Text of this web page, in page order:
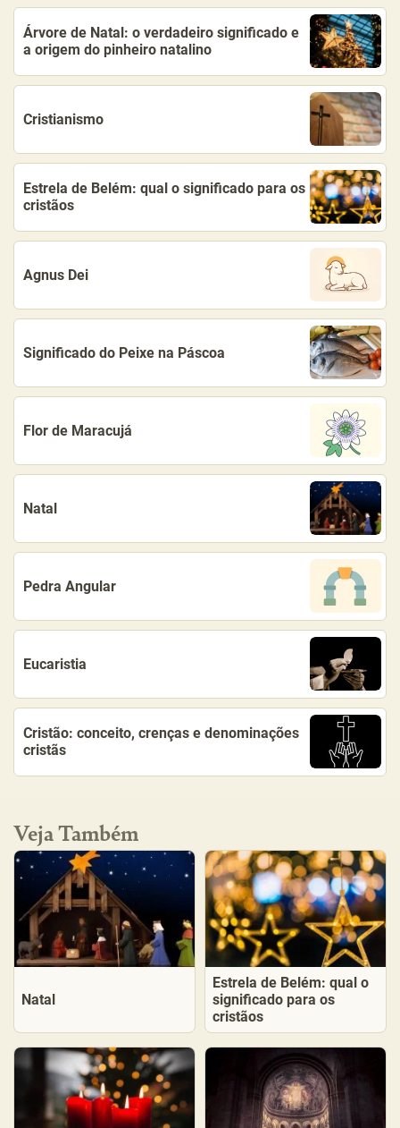
Árvore de Natal: o verdadeiro significado e
a origem do pinheiro natalino
Cristianismo
Estrela de Belém: qual o significado para os
cristãos
Agnus Dei
Significado do Peixe na Páscoa
Flor de Maracujá
Natal
Pedra Angular
Eucaristia
Cristão: conceito, crenças e denominações
cristãs
Veja Também
Natal
Estrela de Belém: qual o
significado para os
cristãos